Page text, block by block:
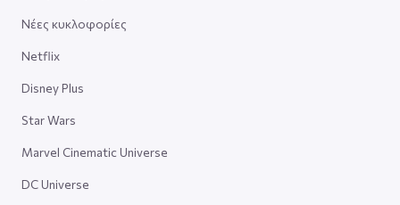
Νέες κυκλοφορίες
Netflix
Disney Plus
Star Wars
Marvel Cinematic Universe
DC Universe